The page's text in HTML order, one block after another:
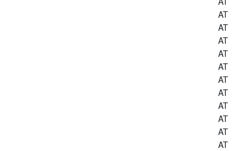
AT
AT
AT
AT
AT
AT
AT
AT
AT
AT
AT